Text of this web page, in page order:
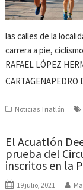
las calles de la
carrera a pie,
RAFAEL LÓPEZ
Noticias Triatlón
El Acuatlón
prueba del
inscritos en la
19 julio, 2021